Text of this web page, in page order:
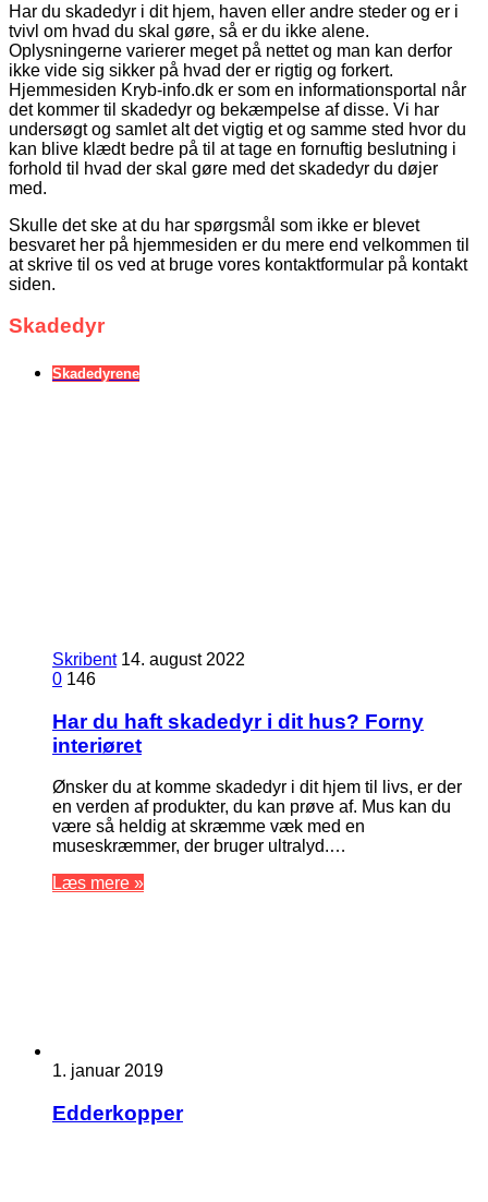
Har du skadedyr i dit hjem, haven eller andre steder og er i
tvivl om hvad du skal gøre, så er du ikke alene.
Oplysningerne varierer meget på nettet og man kan derfor
ikke vide sig sikker på hvad der er rigtig og forkert.
Hjemmesiden Kryb-info.dk er som en informationsportal når
det kommer til skadedyr og bekæmpelse af disse. Vi har
undersøgt og samlet alt det vigtig et og samme sted hvor du
kan blive klædt bedre på til at tage en fornuftig beslutning i
forhold til hvad der skal gøre med det skadedyr du døjer
med.
Skulle det ske at du har spørgsmål som ikke er blevet
besvaret her på hjemmesiden er du mere end velkommen til
at skrive til os ved at bruge vores kontaktformular på kontakt
siden.
Skadedyr
Skadedyrene
Skribent 14. august 2022
0 146
Har du haft skadedyr i dit hus? Forny
interiøret
Ønsker du at komme skadedyr i dit hjem til livs, er der
en verden af produkter, du kan prøve af. Mus kan du
være så heldig at skræmme væk med en
museskræmmer, der bruger ultralyd.…
Læs mere »
1. januar 2019
Edderkopper